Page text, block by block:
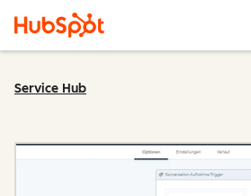
Service Hub